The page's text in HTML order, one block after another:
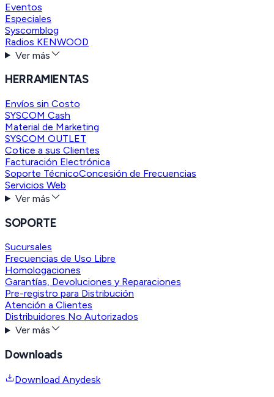
Eventos
Especiales
Syscomblog
Radios KENWOOD
Ver más
HERRAMIENTAS
Envíos sin Costo
SYSCOM Cash
Material de Marketing
SYSCOM OUTLET
Cotice a sus Clientes
Facturación Electrónica
Soporte TécnicoConcesión de Frecuencias
Servicios Web
Ver más
SOPORTE
Sucursales
Frecuencias de Uso Libre
Homologaciones
Garantías, Devoluciones y Reparaciones
Pre-registro para Distribución
Atención a Clientes
Distribuidores No Autorizados
Ver más
Downloads
Download Anydesk